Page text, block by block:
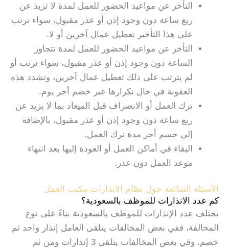
التأخر عن مواعيد الحضور للعمل لمدة لا تزيد عن
ربع ساعة دون وجود إذن أو عذر مقبول، سواء ترتب
على هذا التأخير تعطيل عمال آخرين أو لا.
التأخر عن مواعيد الحضور للعمل لمدة تتجاوز
الساعة دون وجود إذن أو عذر مقبول، سواء ترتب أو
لم يترتب على ذلك تعطيل عمال آخرين، وتشدد هذه
العقوبة في حال تكرارها عبر خصم أجر يوم.
ترك العمل أو الانصراف قبل الميعاد بما لا يزيد عن
ربع ساعة دون وجود إذن أو عذر مقبول، بالإضافة
إلى حسم أجر مدة ترك العمل.
البقاء في أماكن العمل أو العودة إليها بعد انتهاء
موعد العمل دون عذر.
الأسئلة الشائعة حول نظام الانذارات مكتب العمل
كم عدد الانذارات للموظف بالسعودية؟
يختلف عدد الإنذارات للموظف بالسعودية بناءً على نوع
المخالفة، ففي بعض المخالفات يتلقى العامل إنذار واحد ثم
خصم، وفي بعض المخالفات يتلقى 3 إنذارات ومن ثم